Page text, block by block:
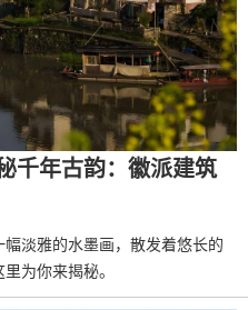
千年古韵：徽派建筑
淡雅的水墨画，散发着悠长的
为你来揭秘。